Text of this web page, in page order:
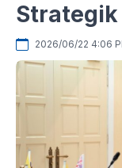
Strategik
2026/06/22 4:06